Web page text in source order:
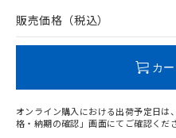
問い合わせください。
販売価格（税込）
カ
オンライン購入における出荷予定日
格・納期の確認」画面にてご確認くだ